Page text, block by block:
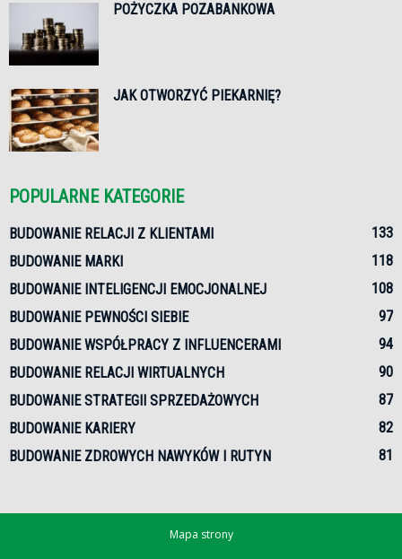
POŻYCZKA POZABANKOWA
JAK OTWORZYĆ PIEKARNIĘ?
POPULARNE KATEGORIE
BUDOWANIE RELACJI Z KLIENTAMI
133
BUDOWANIE MARKI
118
BUDOWANIE INTELIGENCJI EMOCJONALNEJ
108
BUDOWANIE PEWNOŚCI SIEBIE
97
BUDOWANIE WSPÓŁPRACY Z INFLUENCERAMI
94
BUDOWANIE RELACJI WIRTUALNYCH
90
BUDOWANIE STRATEGII SPRZEDAŻOWYCH
87
BUDOWANIE KARIERY
82
BUDOWANIE ZDROWYCH NAWYKÓW I RUTYN
81
Mapa strony